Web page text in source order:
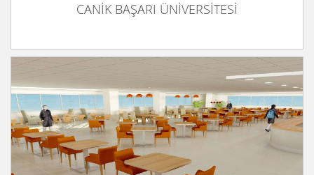
CANİK BAŞARI ÜNİVERSİTESİ